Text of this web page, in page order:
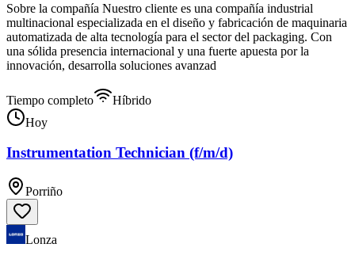
Sobre la compañía Nuestro cliente es una compañía industrial
multinacional especializada en el diseño y fabricación de maquinaria
automatizada de alta tecnología para el sector del packaging. Con
una sólida presencia internacional y una fuerte apuesta por la
innovación, desarrolla soluciones avanzad
Tiempo completo
Híbrido
Hoy
Instrumentation Technician (f/m/d)
Porriño
Lonza